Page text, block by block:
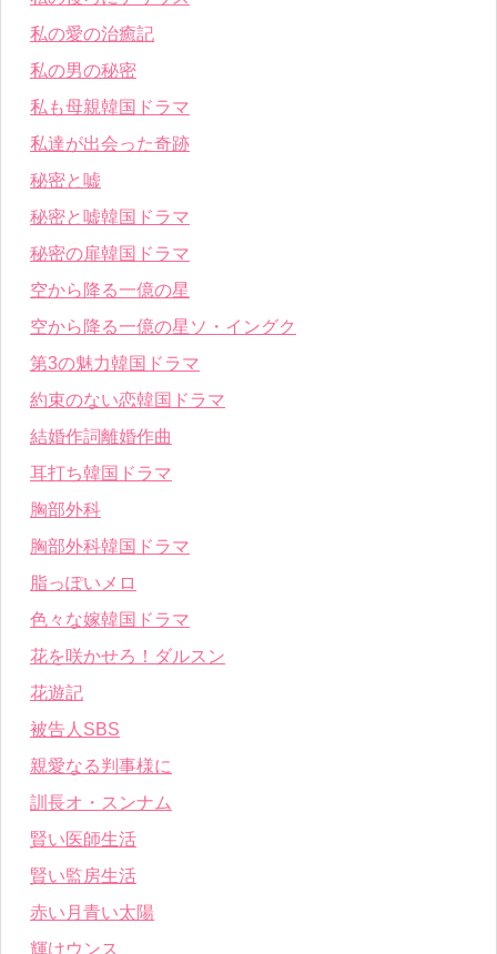
私の愛の治癒記
私の男の秘密
私も母親韓国ドラマ
私達が出会った奇跡
秘密と嘘
秘密と嘘韓国ドラマ
秘密の扉韓国ドラマ
空から降る一億の星
空から降る一億の星ソ・イングク
第3の魅力韓国ドラマ
約束のない恋韓国ドラマ
結婚作詞離婚作曲
耳打ち韓国ドラマ
胸部外科
胸部外科韓国ドラマ
脂っぽいメロ
色々な嫁韓国ドラマ
花を咲かせろ！ダルスン
花遊記
被告人SBS
親愛なる判事様に
訓長オ・スンナム
賢い医師生活
賢い監房生活
赤い月青い太陽
輝けウンス